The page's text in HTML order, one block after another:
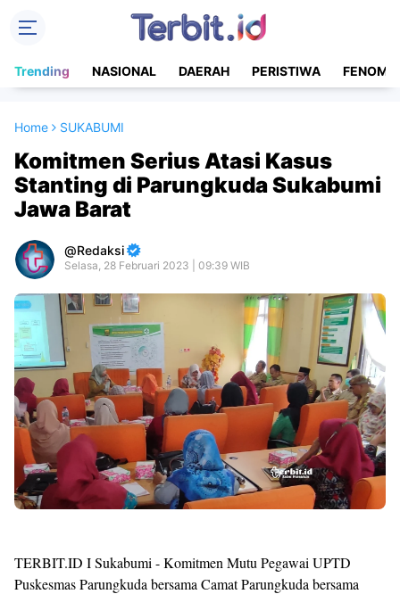
Trending NASIONAL DAERAH PERISTIWA
Home SUKABUMI
Komitmen Serius Atasi Kasus
Stanting di Parungkuda Sukabumi
Jawa Barat
Redaksi
Selasa, 28 Februari 2023 | 09:39 WIB
TERBIT.ID I Sukabumi - Komitmen Mutu Pegawai UPTD
Puskesmas Parungkuda bersama Camat Parungkuda bersama